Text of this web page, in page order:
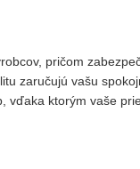
pričom
zaručujú vašu
vďaka ktorým vaše